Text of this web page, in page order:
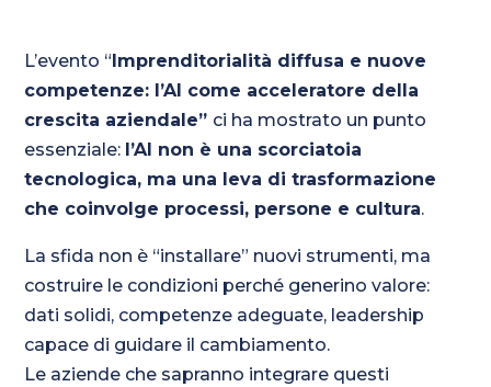
L’evento “Imprenditorialità diffusa e nuove
competenze: l’AI come acceleratore della
crescita aziendale” ci ha mostrato un punto
essenziale: l’AI non è una scorciatoia
tecnologica, ma una leva di trasformazione
che coinvolge processi, persone e cultura.
La sfida non è “installare” nuovi strumenti, ma
costruire le condizioni perché generino valore:
dati solidi, competenze adeguate, leadership
capace di guidare il cambiamento.
Le aziende che sapranno integrare questi